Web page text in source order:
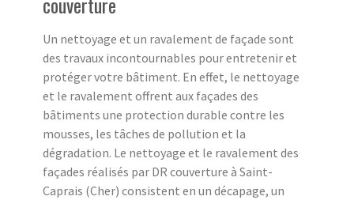
Un nettoyage et un ravalement de façade sont
des travaux incontournables pour entretenir et
protéger votre bâtiment. En effet, le nettoyage
et le ravalement offrent aux façades des
bâtiments une protection durable contre les
mousses, les tâches de pollution et la
dégradation. Le nettoyage et le ravalement des
façades réalisés par DR couverture à Saint-
Caprais (Cher) consistent en un décapage, un